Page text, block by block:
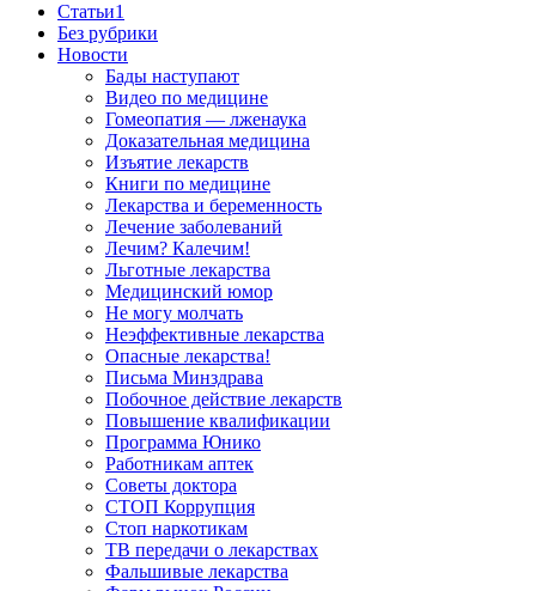
Cтатьи1
Без рубрики
Новости
Бады наступают
Видео по медицине
Гомеопатия — лженаука
Доказательная медицина
Изъятие лекарств
Книги по медицине
Лекарства и беременность
Лечение заболеваний
Лечим? Калечим!
Льготные лекарства
Медицинский юмор
Не могу молчать
Неэффективные лекарства
Опасные лекарства!
Письма Минздрава
Побочное действие лекарств
Повышение квалификации
Программа Юнико
Работникам аптек
Советы доктора
СТОП Коррупция
Стоп наркотикам
ТВ передачи о лекарствах
Фальшивые лекарства